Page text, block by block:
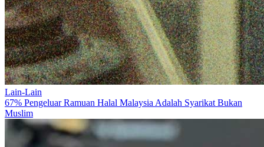
Lain-Lain
67% Pengeluar Ramuan Halal Malaysia Adalah Syarikat Bukan
Muslim